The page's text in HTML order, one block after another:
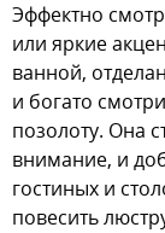
Эффектно
или яркие
ванной,
и богато
позолоту. Она
внимание, и
гостиных и
повесить